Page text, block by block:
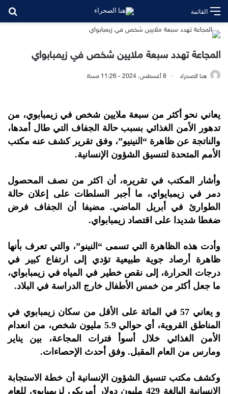
القائمة
المجاعة تهدد سبعة ملايين شخص في زيمبابواي
هنا الصحراء 8 أغسطس، 2024 - 11:26 مساءً
يعاني نحو أكثر من سبعة ملايين شخص في زيمبابوي، من
تدهور الأمن الغذائي بسبب حالة الجفاف التي طال أمدها،
والناتجة عن ظاهرة “النينيو”، وفق تقرير كشف عنه مكتب
الأمم المتحدة لتنسيق الشؤون الإنسانية.
وأشار المكتب في تقريره، أن اكثر من نصف المحصول
دمر في زيمبايواي، ما أجبر السلطات على إعلان حالة
الطوارئ في أبريل الماضي. مضيفا أن الجفاف فرض
ضغطا شديدا على اقتصاد زيمبابواي.
وأدت هذه الظاهرة التي تسمى “النينو”، والتي تعرف بأنها
ظاهرة أرصاد جوية طبيعية تؤدي إلى ارتفاع كبير في
درجات الحرارة، إلى نقص خطير في المياه في زيمبابواي،
ما جعل أكثر من خمس الأطفال خارج الدراسة في البلاد.
و يعاني 57 في المائة على الأقل من سكان زيمبابوي في
المناطق القروية، أي حوالي 5.9 مليون شخص، من انعدام
الأمن الغذائي خلال أسوأ فترات المجاعة، بين يناير
ومارس من العام المقبل. وفق أحدث الإحصاءات.
وكشف مكتب تنسيق الشؤون الإنسانية أن خطة الاستجابة
الإنسانية البالغة 429 مليون دولار أمريكي لزيمبابوي للعام